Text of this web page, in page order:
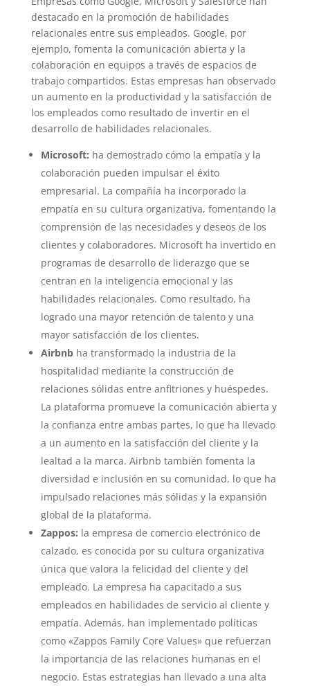
destacado en la promoción de habilidades
relacionales entre sus empleados. Google, por
ejemplo, fomenta la comunicación abierta y la
colaboración en equipos a través de espacios de
trabajo compartidos. Estas empresas han observado
un aumento en la productividad y la satisfacción de
los empleados como resultado de invertir en el
desarrollo de habilidades relacionales.
Microsoft: ha demostrado cómo la empatía y la
colaboración pueden impulsar el éxito
empresarial. La compañía ha incorporado la
empatía en su cultura organizativa, fomentando la
comprensión de las necesidades y deseos de los
clientes y colaboradores. Microsoft ha invertido en
programas de desarrollo de liderazgo que se
centran en la inteligencia emocional y las
habilidades relacionales. Como resultado, ha
logrado una mayor retención de talento y una
mayor satisfacción de los clientes.
Airbnbha transformado la industria de la
hospitalidad mediante la construcción de
relaciones sólidas entre anfitriones y huéspedes.
La plataforma promueve la comunicación abierta y
la confianza entre ambas partes, lo que ha llevado
a un aumento en la satisfacción del cliente y la
lealtad a la marca. Airbnb también fomenta la
diversidad e inclusión en su comunidad, lo que ha
impulsado relaciones más sólidas y la expansión
global de la plataforma.
Zappos: la empresa de comercio electrónico de
calzado, es conocida por su cultura organizativa
única que valora la felicidad del cliente y del
empleado. La empresa ha capacitado a sus
empleados en habilidades de servicio al cliente y
empatía. Además, han implementado políticas
como «Zappos Family Core Values» que refuerzan
la importancia de las relaciones humanas en el
negocio. Estas estrategias han llevado a una alta